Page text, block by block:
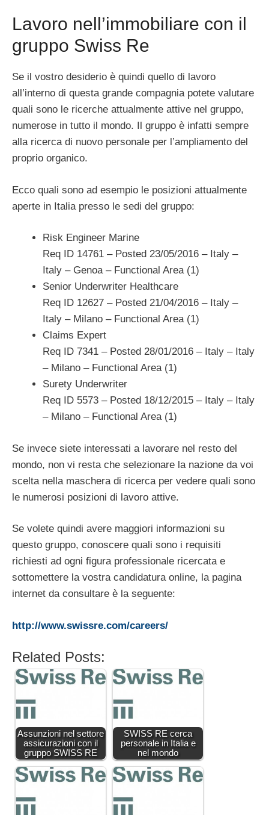
Lavoro nell’immobiliare con il
gruppo Swiss Re
Se il vostro desiderio è quindi quello di lavoro
all’interno di questa grande compagnia potete valutare
quali sono le ricerche attualmente attive nel gruppo,
numerose in tutto il mondo. Il gruppo è infatti sempre
alla ricerca di nuovo personale per l’ampliamento del
proprio organico.
Ecco quali sono ad esempio le posizioni attualmente
aperte in Italia presso le sedi del gruppo:
Risk Engineer Marine
Req ID 14761 – Posted 23/05/2016 – Italy –
Italy – Genoa – Functional Area (1)
Senior Underwriter Healthcare
Req ID 12627 – Posted 21/04/2016 – Italy –
Italy – Milano – Functional Area (1)
Claims Expert
Req ID 7341 – Posted 28/01/2016 – Italy – Italy
– Milano – Functional Area (1)
Surety Underwriter
Req ID 5573 – Posted 18/12/2015 – Italy – Italy
– Milano – Functional Area (1)
Se invece siete interessati a lavorare nel resto del
mondo, non vi resta che selezionare la nazione da voi
scelta nella maschera di ricerca per vedere quali sono
le numerosi posizioni di lavoro attive.
Se volete quindi avere maggiori informazioni su
questo gruppo, conoscere quali sono i requisiti
richiesti ad ogni figura professionale ricercata e
sottomettere la vostra candidatura online, la pagina
internet da consultare è la seguente:
http://www.swissre.com/careers/
Related Posts:
Assunzioni nel settore
assicurazioni con il
gruppo SWISS RE
SWISS RE cerca
personale in Italia e
nel mondo